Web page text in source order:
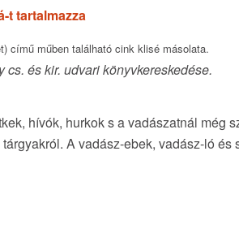
t tartalmazza
című műben található cink klisé másolata.
és kir. udvari könyvkereskedése.
hívók, hurkok s a vadászatnál még
A vadász-ebek, vadász-ló és